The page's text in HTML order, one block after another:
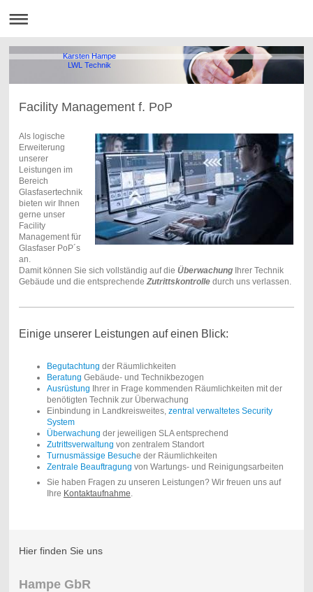
Karsten Hampe
LWL Technik
Facility Management f. PoP
Als logische
Erweiterung
unserer
Leistungen im
Bereich
Glasfasertechnik
bieten wir Ihnen
gerne unser
Facility
Management für
Glasfaser PoP´s
an.
Damit können Sie sich vollständig auf die ÜberwachungIhrer Technik
Gebäude und die entsprechendeZutrittskontrolledurch uns verlassen.
Einige unserer Leistungen auf einen Blick:
Begutachtung der Räumlichkeiten
Beratung Gebäude- und Technikbezogen
Ausrüstung Ihrer in Frage kommenden Räumlichkeiten mit der
benötigten Technik zur Überwachung
Einbindung in Landkreisweites, zentral verwaltetes Security
System
Überwachung der jeweiligen SLA entsprechend
Zutrittsverwaltung von zentralem Standort
Turnusmässige Besuche der Räumlichkeiten
Zentrale Beauftragung von Wartungs- und Reinigungsarbeiten
Sie haben Fragen zu unseren Leistungen? Wir freuen uns auf
Ihre Kontaktaufnahme.
Hier finden Sie uns
Hampe GbR